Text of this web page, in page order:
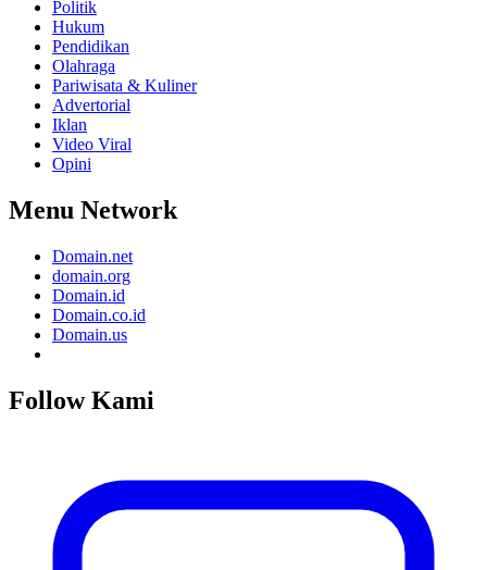
Politik
Hukum
Pendidikan
Olahraga
Pariwisata & Kuliner
Advertorial
Iklan
Video Viral
Opini
Menu Network
Domain.net
domain.org
Domain.id
Domain.co.id
Domain.us
Follow Kami